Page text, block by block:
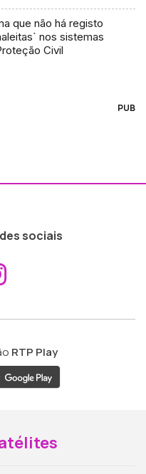
que não há registo
nos sistemas
Civil
PUB
sociais
ao
RTP Play